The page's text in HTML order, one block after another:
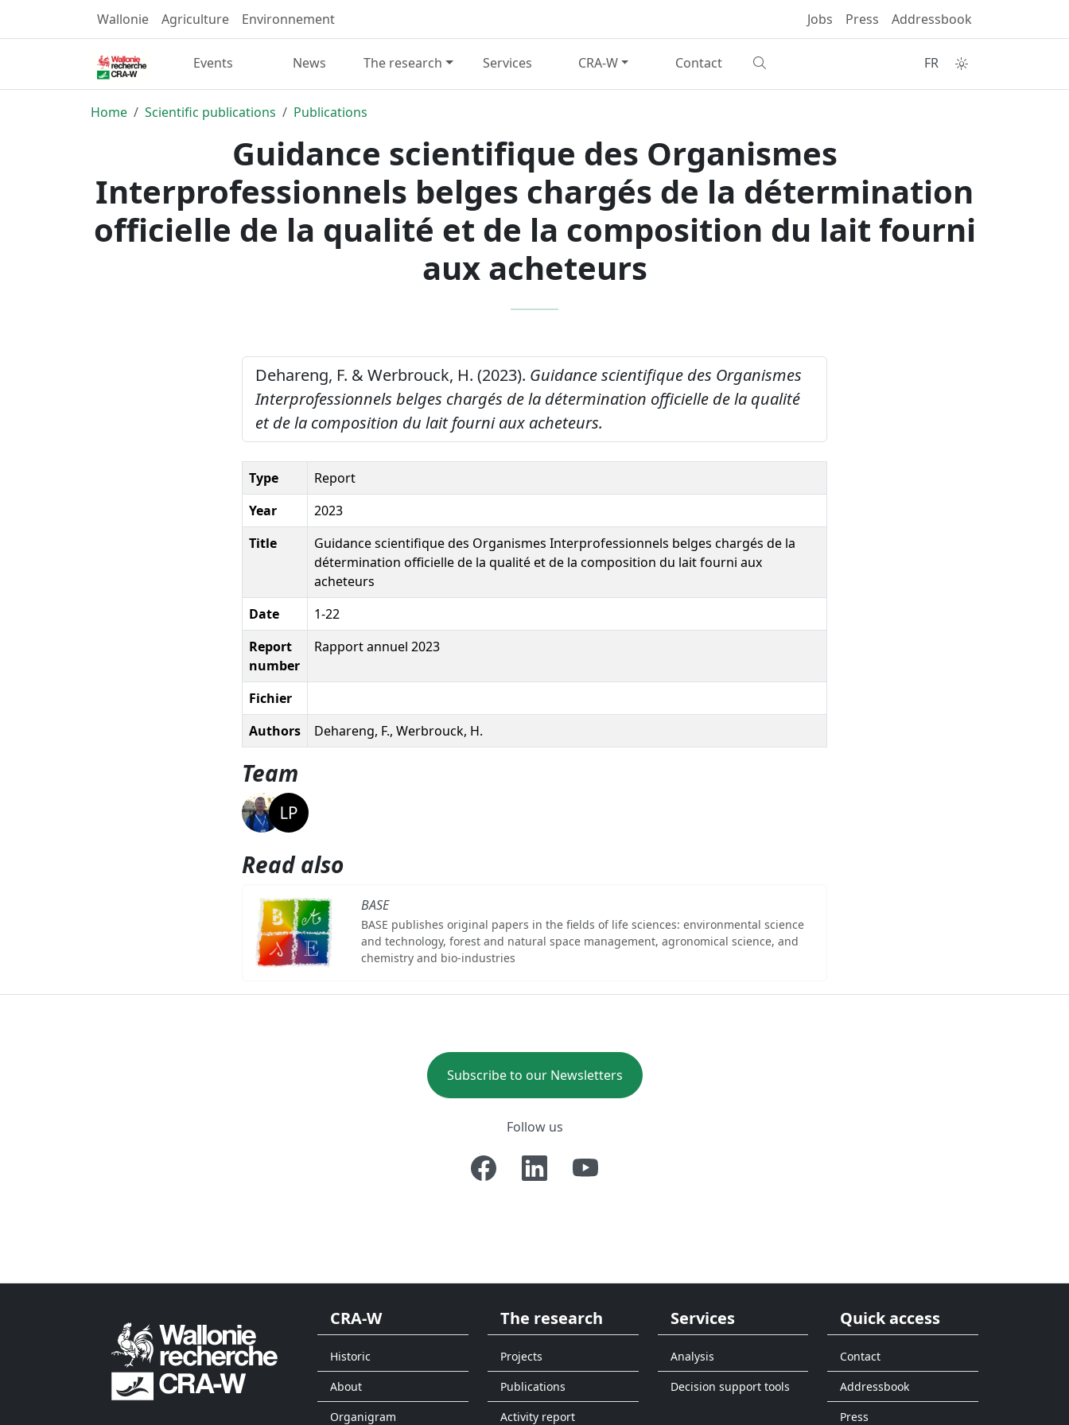
Wallonie Agriculture Environnement Jobs Press Addressbook
Events News The research Services CRA-W Contact FR
Home Scientific publications Publications
Guidance scientifique des Organismes
Interprofessionnels belges chargés de la détermination
officielle de la qualité et de la composition du lait fourni
aux acheteurs
Dehareng, F. & Werbrouck, H. (2023). Guidance scientifique des Organismes
Interprofessionnels belges chargés de la détermination officielle de la qualité
et de la composition du lait fourni aux acheteurs.
Type
Report
Year
2023
Title
Guidance scientifique des Organismes Interprofessionnels belges chargés de la
détermination officielle de la qualité et de la composition du lait fourni aux
acheteurs
Date
1-22
Report
number
Rapport annuel 2023
Fichier
Authors
Dehareng, F., Werbrouck, H.
Team
Read also
BASE
BASE publishes original papers in the fields of life sciences: environmental science
and technology, forest and natural space management, agronomical science, and
chemistry and bio-industries
Subscribe to our Newsletters
Follow us
CRA-W
Historic
About
Organigram
The research
Projects
Publications
Activity report
Services
Analysis
Decision support tools
Quick access
Contact
Addressbook
Press